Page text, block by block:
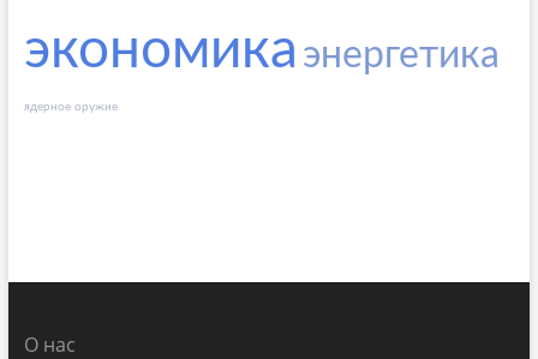
экономика энергетика
ядерное оружие
О нас